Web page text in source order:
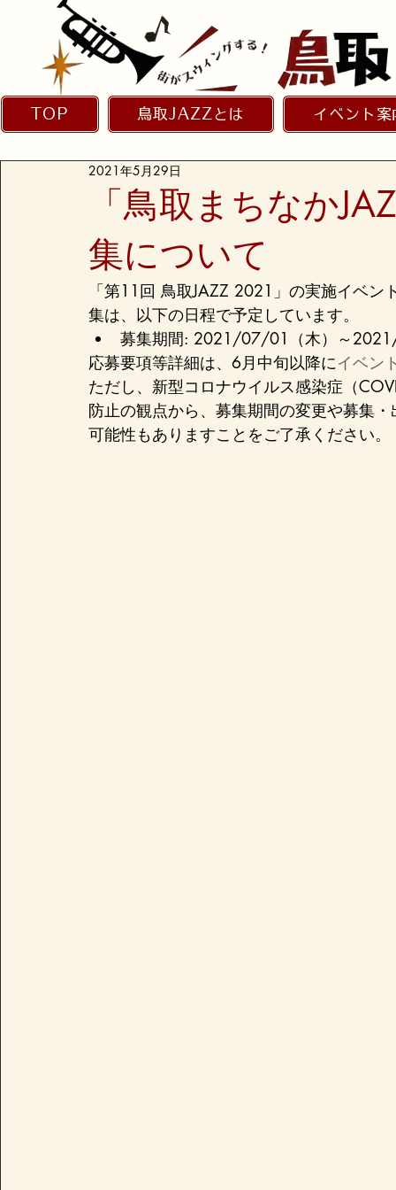
TOP 鳥取JAZZとは イベント案
「鳥取まちなか
集について
2021年5月29日
「第11回 鳥取JAZZ 2021」の実施イベ
集は、以下の日程で予定しています。
募集期間: 2021/07/01（木）～
応募要項等詳細は、6月中旬以降にイベン
ただし、新型コロナウイルス感染症（
防止の観点から、募集期間の変更や募集
可能性もありますことをご了承ください。